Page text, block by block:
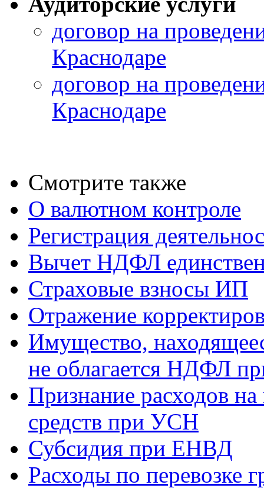
договор на
Краснодаре
договор на
Краснодаре
Смотрите также
О валютном контроле
Регистрация
Вычет НДФЛ
Страховые взносы ИП
Отражение
Имущество,
не облагается НДФЛ
Признание расходов
средств при УСН
Субсидия при ЕНВД
Расходы по перевозке